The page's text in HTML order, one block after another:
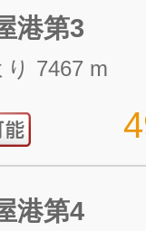
港第3
り 7467 m
港第4